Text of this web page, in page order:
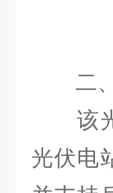
二、
该光
光伏电